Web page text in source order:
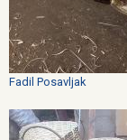
Fadil Posavljak